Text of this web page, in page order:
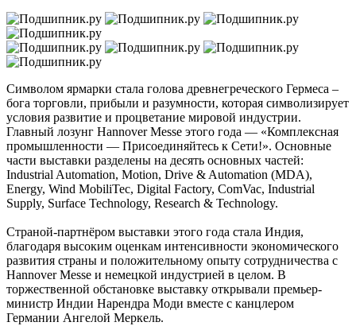
Символом ярмарки стала голова древнегреческого Гермеса –
бога торговли, прибыли и разумности, которая символизирует
условия развитие и процветание мировой индустрии.
Главный лозунг Hannover Messe этого года — «Комплексная
промышленности — Присоединяйтесь к Сети!». Основные
части выставки разделены на десять основных частей:
Industrial Automation, Motion, Drive & Automation (MDA),
Energy, Wind MobiliTec, Digital Factory, ComVac, Industrial
Supply, Surface Technology, Research & Technology.
Страной-партнёром выставки этого года стала Индия,
благодаря высоким оценкам интенсивности экономического
развития страны и положительному опыту сотрудничества с
Hannover Messe и немецкой индустрией в целом. В
торжественной обстановке выставку открывали премьер-
министр Индии Нарендра Моди вместе с канцлером
Германии Ангелой Меркель.